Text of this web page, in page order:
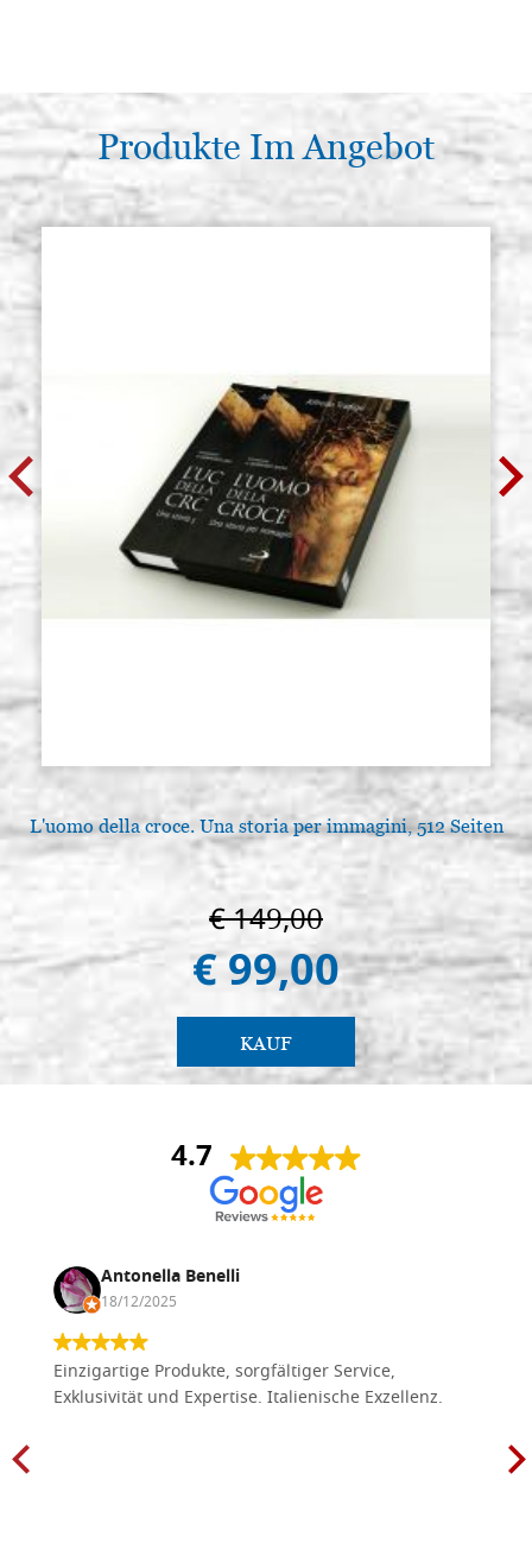
Produkte Im Angebot
L'uomo della croce. Una storia per immagini, 512 Seiten
€ 149,00
€ 99,00
KAUF
4.7
Antonella Benelli
18/12/2025
Einzigartige Produkte, sorgfältiger Service,
Exklusivität und Expertise. Italienische Exzellenz.